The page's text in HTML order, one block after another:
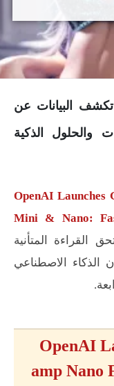
البيانات عن
والحلول الذكية
« OpenAI Launches
Mini & Nano:
القراءة المتأنية
الذكاء الاصطناعي
OpenAI
amp Nano